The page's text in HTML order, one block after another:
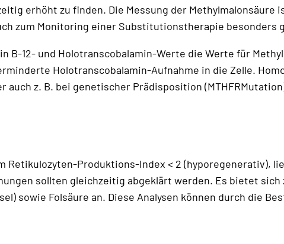
erhöht zu finden. Die Messung der Methylmalonsäure
zum Monitoring einer Substitutionstherapie besonders
12- und Holotranscobalamin-Werte die Werte für
Holotranscobalamin-Aufnahme in die Zelle.
z. B. bei genetischer Prädisposition
Retikulozyten-Produktions-Index < 2 (hyporegenerativ),
sollten gleichzeitig abgeklärt werden. Es bietet
sowie Folsäure an. Diese Analysen können durch die